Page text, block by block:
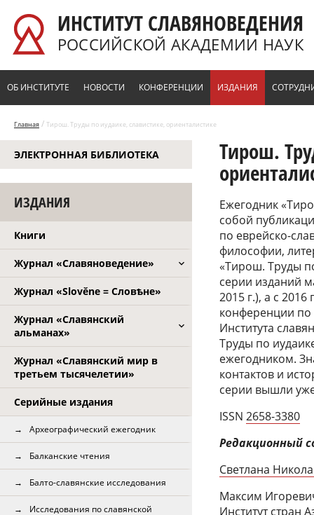
ИНСТИТУТ СЛАВЯНОВЕДЕНИЯ
РОССИЙСКОЙ АКАДЕМИИ НАУК
ОБ ИНСТИТУТЕ НОВОСТИ КОНФЕРЕНЦИИ ИЗДАНИЯ
Главная / Тирош. Труды по иудаике, славистике, ориенталистике
ЭЛЕКТРОННАЯ БИБЛИОТЕКА
ИЗДАНИЯ
Книги
Журнал «Славяноведение»
Журнал «Slověne = Словѣне»
Журнал «Славянский
альманах»
Журнал «Славянский мир в
третьем тысячелетии»
Серийные издания
Археографический ежегодник
Балканские чтения
Балто-славянские исследования
Исследования по славянской
Тирош.
Ежегодник
собой
по еврейско-
философии,
«Тирош. Труды
серии изданий
2015 г.), а с
конференции
Института
Труды по
ежегодником.
контактов и
серии вышли
ISSN2658-3380
Редакционный
Светлана
Максим
Институт стран